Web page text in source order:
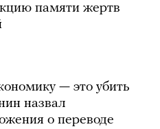
памяти жертв
— это убить
назвал
о переводе